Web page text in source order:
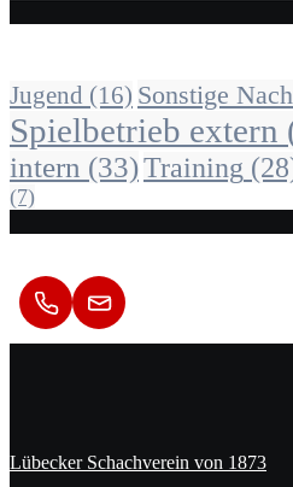
Jugend (16) Sonstige
Spielbetrieb extern
intern (33)Training
(7)
Lübecker Schachverein von 1873